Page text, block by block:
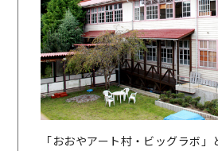
「おおやアート村・ビッグラボ